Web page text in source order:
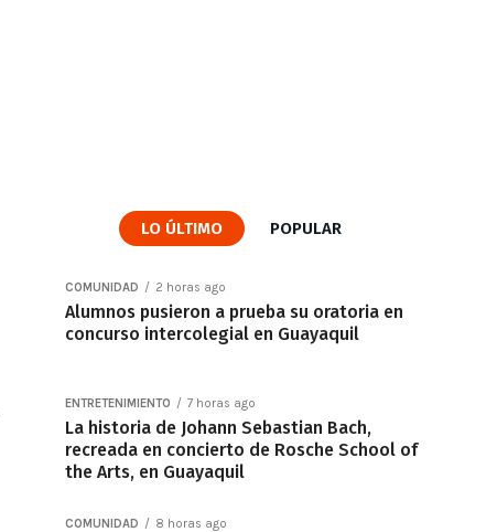
LO ÚLTIMO POPULAR
COMUNIDAD 2 horas ago
Alumnos pusieron a prueba su oratoria en
concurso intercolegial en Guayaquil
ENTRETENIMIENTO 7 horas ago
La historia de Johann Sebastian Bach,
recreada en concierto de Rosche School of
the Arts, en Guayaquil
COMUNIDAD 8 horas ago